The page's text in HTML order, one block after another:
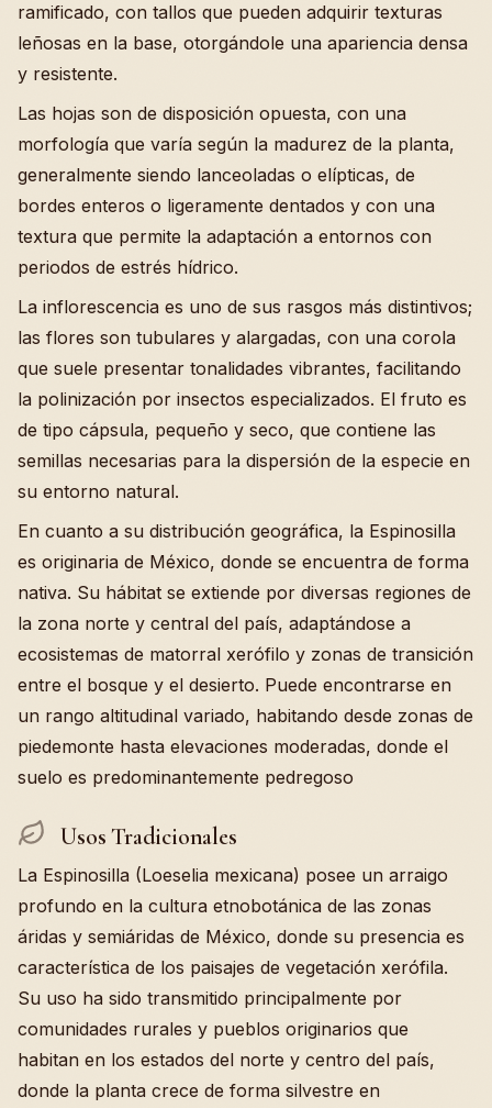
ramificado, con tallos que pueden adquirir texturas
leñosas en la base, otorgándole una apariencia densa
y resistente.
Las hojas son de disposición opuesta, con una
morfología que varía según la madurez de la planta,
generalmente siendo lanceoladas o elípticas, de
bordes enteros o ligeramente dentados y con una
textura que permite la adaptación a entornos con
periodos de estrés hídrico.
La inflorescencia es uno de sus rasgos más distintivos;
las flores son tubulares y alargadas, con una corola
que suele presentar tonalidades vibrantes, facilitando
la polinización por insectos especializados. El fruto es
de tipo cápsula, pequeño y seco, que contiene las
semillas necesarias para la dispersión de la especie en
su entorno natural.
En cuanto a su distribución geográfica, la Espinosilla
es originaria de México, donde se encuentra de forma
nativa. Su hábitat se extiende por diversas regiones de
la zona norte y central del país, adaptándose a
ecosistemas de matorral xerófilo y zonas de transición
entre el bosque y el desierto. Puede encontrarse en
un rango altitudinal variado, habitando desde zonas de
piedemonte hasta elevaciones moderadas, donde el
suelo es predominantemente pedregoso
Usos Tradicionales
La Espinosilla (Loeselia mexicana) posee un arraigo
profundo en la cultura etnobotánica de las zonas
áridas y semiáridas de México, donde su presencia es
característica de los paisajes de vegetación xerófila.
Su uso ha sido transmitido principalmente por
comunidades rurales y pueblos originarios que
habitan en los estados del norte y centro del país,
donde la planta crece de forma silvestre en